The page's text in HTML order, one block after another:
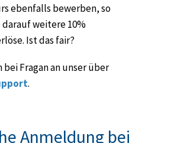
ebenfalls bewerben, so
weitere 10%
Ist das fair?
bei Fragan an unser über
.
Anmeldung bei